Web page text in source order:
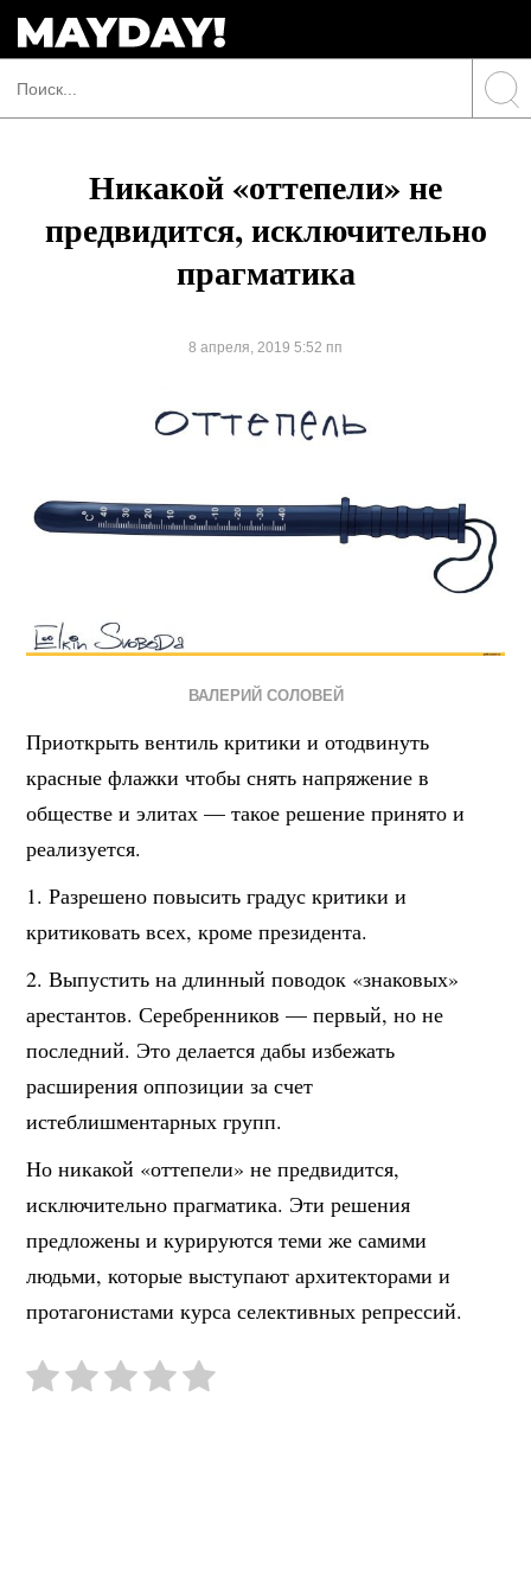
Никакой «оттепели» не
предвидится, исключительно
прагматика
8 апреля, 2019 5:52 пп
ВАЛЕРИЙ СОЛОВЕЙ
Приоткрыть вентиль критики и отодвинуть
красные флажки чтобы снять напряжение в
обществе и элитах — такое решение принято и
реализуется.
1. Разрешено повысить градус критики и
критиковать всех, кроме президента.
2. Выпустить на длинный поводок «знаковых»
арестантов. Серебренников — первый, но не
последний. Это делается дабы избежать
расширения оппозиции за счет
истеблишментарных групп.
Но никакой «оттепели» не предвидится,
исключительно прагматика. Эти решения
предложены и курируются теми же самими
людьми, которые выступают архитекторами и
протагонистами курса селективных репрессий.